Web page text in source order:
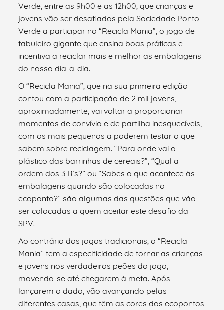
Verde, entre as 9h00 e as 12h00, que crianças e
jovens vão ser desafiados pela Sociedade Ponto
Verde a participar no “Recicla Mania”, o jogo de
tabuleiro gigante que ensina boas práticas e
incentiva a reciclar mais e melhor as embalagens
do nosso dia-a-dia.
O “Recicla Mania”, que na sua primeira edição
contou com a participação de 2 mil jovens,
aproximadamente, vai voltar a proporcionar
momentos de convívio e de partilha inesquecíveis,
com os mais pequenos a poderem testar o que
sabem sobre reciclagem. “Para onde vai o
plástico das barrinhas de cereais?”, “Qual a
ordem dos 3 R’s?” ou “Sabes o que acontece às
embalagens quando são colocadas no
ecoponto?” são algumas das questões que vão
ser colocadas a quem aceitar este desafio da
SPV.
Ao contrário dos jogos tradicionais, o “Recicla
Mania” tem a especificidade de tornar as crianças
e jovens nos verdadeiros peões do jogo,
movendo-se até chegarem à meta. Após
lançarem o dado, vão avançando pelas
diferentes casas, que têm as cores dos ecopontos